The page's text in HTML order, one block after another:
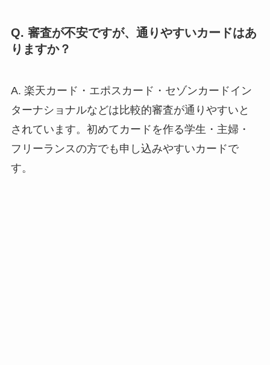
Q. 審査が不安ですが、通りやすいカードはあ
りますか？
A. 楽天カード・エポスカード・セゾンカードイン
ターナショナルなどは比較的審査が通りやすいと
されています。初めてカードを作る学生・主婦・
フリーランスの方でも申し込みやすいカードで
す。